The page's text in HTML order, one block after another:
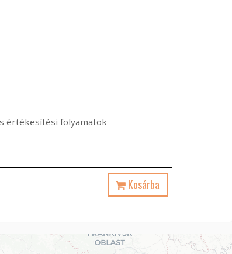
értékesítési folyamatok
Kosárba